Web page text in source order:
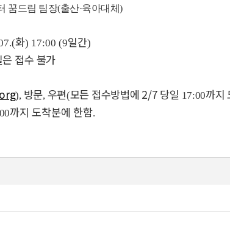
꿈드림 팀장(출산·육아대체)
화) 17:00 (9일간)
접수 불가
), 방문, 우편(모든 접수방법에 2/7 당일 17:00까지
까지 도착분에 한함.